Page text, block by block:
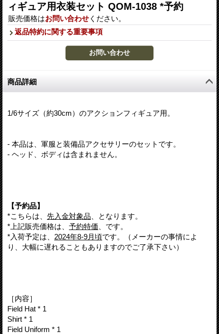
ィギュア用衣装セット QOM-1038 *予約
販売価格はお問い合わせ ください。
返品特約に関する重要事項
商品詳細
1/6サイズ（約30cm）のアクションフィギュア用。
- 本品は、軍服と装備品アクセサリーのセットです。
- ヘッド、ボディは含まれません。
【予約品】
*こちらは、 先入金対象品 、となります。
*上記販売価格は、 予約特価 、です。
*入荷予定は、 2024年8-9月頃です。（メーカーの事情によ
り、大幅に遅れることもありますのでご了承下さい）
［内容］
Field Hat * 1
Shirt * 1
Field Uniform * 1